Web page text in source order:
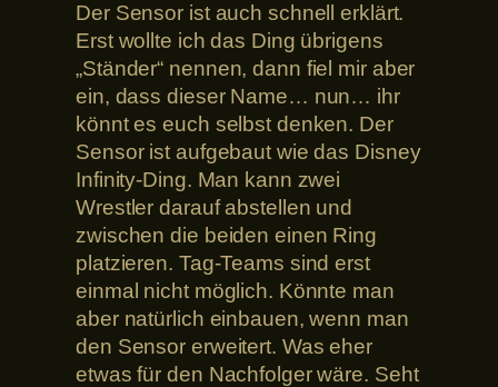
Der Sensor ist auch schnell erklärt.
Erst wollte ich das Ding übrigens
„Ständer“ nennen, dann fiel mir aber
ein, dass dieser Name… nun… ihr
könnt es euch selbst denken. Der
Sensor ist aufgebaut wie das Disney
Infinity-Ding. Man kann zwei
Wrestler darauf abstellen und
zwischen die beiden einen Ring
platzieren. Tag-Teams sind erst
einmal nicht möglich. Könnte man
aber natürlich einbauen, wenn man
den Sensor erweitert. Was eher
etwas für den Nachfolger wäre. Seht